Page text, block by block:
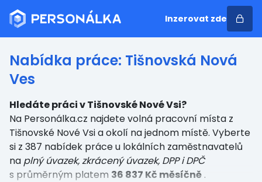
Inzerovat zde
Nabídka práce: Tišnovská Nová
Ves
Hledáte práci v Tišnovské Nové Vsi?
Na Personálka.cz najdete volná pracovní místa z
Tišnovské Nové Vsi a okolí na jednom místě. Vyberte
si z 387 nabídek práce u lokálních zaměstnavatelů
na plný úvazek, zkrácený úvazek, DPP i DPČ
s průměrným platem 36 837 Kč měsíčně .